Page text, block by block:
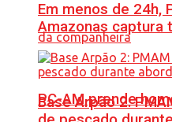
PC-AM prende
Em menos de 24h,
Amazonas captura
Base Arpão 2: